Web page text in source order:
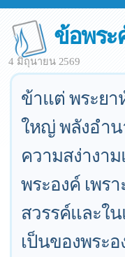
ข้อพระ
4 มิถุนายน 2569
ข้าแต่ พระยา
ใหญ่ พลังอำน
ความสง่างา
พระองค์ เพร
สวรรค์และใ
เป็นของพระ